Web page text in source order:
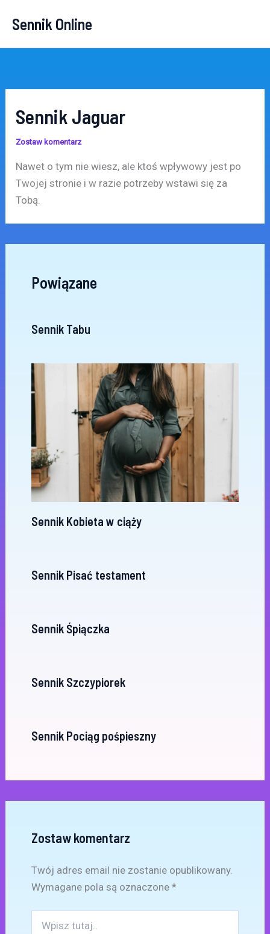
Sennik Online
Sennik Jaguar
Zostaw komentarz
Nawet o tym nie wiesz, ale ktoś wpływowy jest po
Twojej stronie i w razie potrzeby wstawi się za
Tobą.
Powiązane
Sennik Tabu
Sennik Kobieta w ciąży
Sennik Pisać testament
Sennik Śpiączka
Sennik Szczypiorek
Sennik Pociąg pośpieszny
Zostaw komentarz
Twój adres email nie zostanie opublikowany.
Wymagane pola są oznaczone *
tutaj..